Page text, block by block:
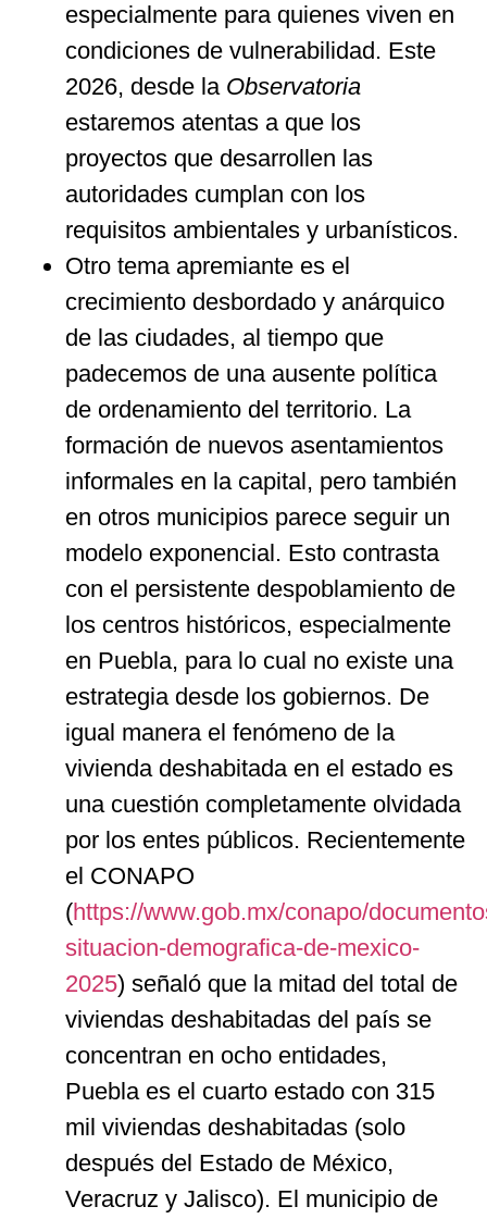
especialmente para quienes viven en
condiciones de vulnerabilidad. Este
2026, desde la Observatoria
estaremos atentas a que los
proyectos que desarrollen las
autoridades cumplan con los
requisitos ambientales y urbanísticos.
Otro tema apremiante es el
crecimiento desbordado y anárquico
de las ciudades, al tiempo que
padecemos de una ausente política
de ordenamiento del territorio. La
formación de nuevos asentamientos
informales en la capital, pero también
en otros municipios parece seguir un
modelo exponencial. Esto contrasta
con el persistente despoblamiento de
los centros históricos, especialmente
en Puebla, para lo cual no existe una
estrategia desde los gobiernos. De
igual manera el fenómeno de la
vivienda deshabitada en el estado es
una cuestión completamente olvidada
por los entes públicos. Recientemente
el CONAPO
(https://www.gob.mx/conapo/
situacion-demografica-de-mexico-
2025) señaló que la mitad del total de
viviendas deshabitadas del país se
concentran en ocho entidades,
Puebla es el cuarto estado con 315
mil viviendas deshabitadas (solo
después del Estado de México,
Veracruz y Jalisco). El municipio de